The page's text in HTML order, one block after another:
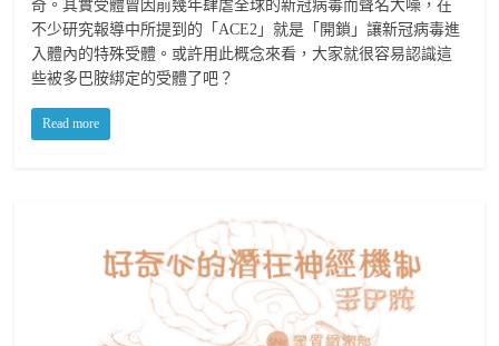
奇。其實受體曾因前幾年肆虐全球的新冠病毒而聲名大噪，在
不少研究報導中所提到的「ACE2」就是「開鎖」讓新冠病毒進
入體內的特殊受體。或許用此概念來看，大家就很容易認識這
些被多巴胺綁定的受體了吧？
Read more